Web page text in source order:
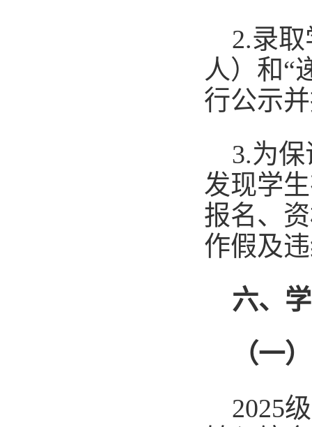
2.录
人）和“
行公示
3.为
发现学
报名、
作假及
六、
（一
2025